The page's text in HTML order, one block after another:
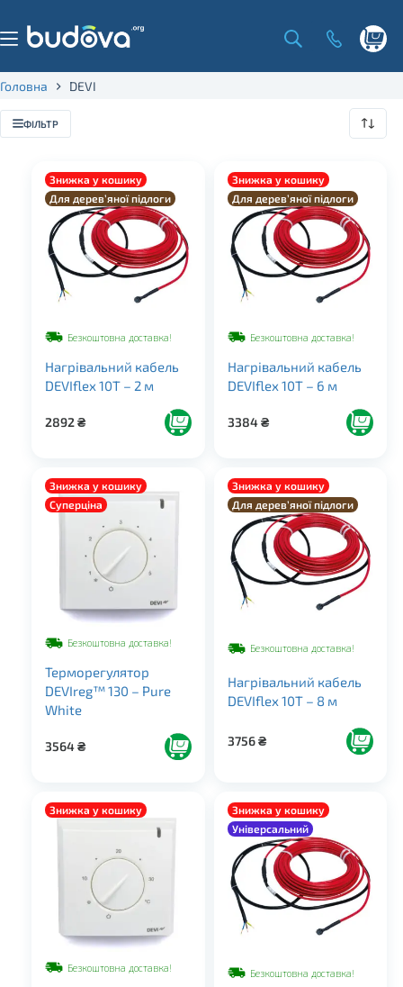
content
Головна
DEVI
ФІЛЬТР
Знижка у кошику
Для дерев’яної підлоги
Безкоштовна доставка!
Нагрівальний кабель
DEVIflex 10Т – 2 м
2892₴
Знижка у кошику
Для дерев’яної підлоги
Безкоштовна доставка!
Нагрівальний кабель
DEVIflex 10Т – 6 м
3384₴
Знижка у кошику
Суперціна
Безкоштовна доставка!
Терморегулятор
DEVIreg™ 130 – Pure
White
3564₴
Знижка у кошику
Для дерев’яної підлоги
Безкоштовна доставка!
Нагрівальний кабель
DEVIflex 10Т – 8 м
3756₴
Знижка у кошику
Безкоштовна доставка!
Знижка у кошику
Універсальний
Безкоштовна доставка!